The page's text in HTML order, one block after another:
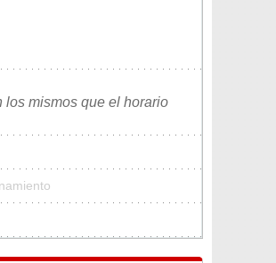
los mismos que el horario